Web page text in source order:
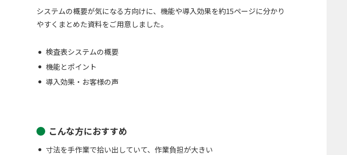
システムの概要が気になる方向けに、機能や導入効果を約15ページに分かり
やすくまとめた資料をご用意しました。
検査表システムの概要
機能とポイント
導入効果・お客様の声
こんな方におすすめ
寸法を手作業で拾い出していて、作業負担が大きい